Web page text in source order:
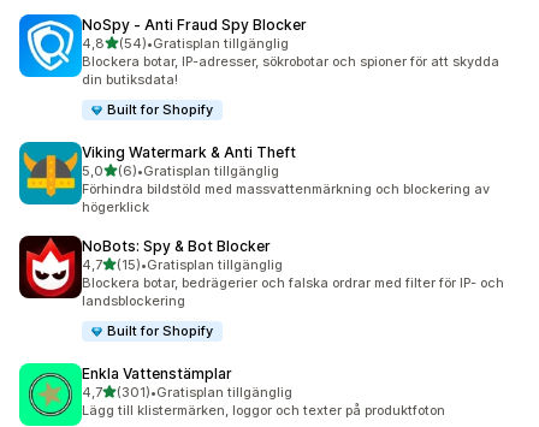
NoSpy ‑ Anti Fraud Spy Blocker
4,8av 5 stjärnor
(54)
54 recensioner totalt
•Gratisplan tillgänglig
Blockera botar, IP-adresser, sökrobotar och spioner för att skydda
din butiksdata!
Built for Shopify
Viking Watermark & Anti Theft
5,0av 5 stjärnor
(6)
6 recensioner totalt
•Gratisplan tillgänglig
Förhindra bildstöld med massvattenmärkning och blockering av
högerklick
NoBots: Spy & Bot Blocker
4,7av 5 stjärnor
(15)
15 recensioner totalt
•Gratisplan tillgänglig
Blockera botar, bedrägerier och falska ordrar med filter för IP- och
landsblockering
Built for Shopify
Enkla Vattenstämplar
4,7av 5 stjärnor
(301)
301 recensioner totalt
•Gratisplan tillgänglig
Lägg till klistermärken, loggor och texter på produktfoton